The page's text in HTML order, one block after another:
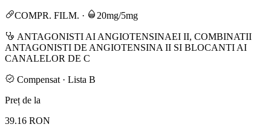
COMPR. FILM. · 20mg/5mg
ANTAGONISTI AI ANGIOTENSINAEI II, COMBINATII
ANTAGONISTI DE ANGIOTENSINA II SI BLOCANTI AI
CANALELOR DE C
Compensat · Lista B
Preț de la
39.16 RON